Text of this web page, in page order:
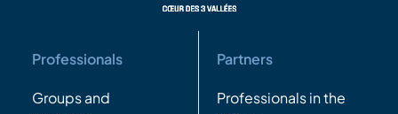
Professionals
Groups and
Partners
Professionals in the